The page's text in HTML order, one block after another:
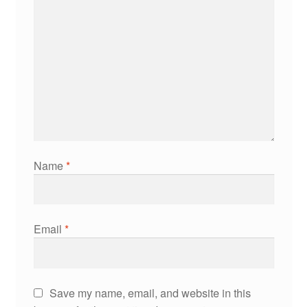
Name*
Email *
Save my name, email, and website in this